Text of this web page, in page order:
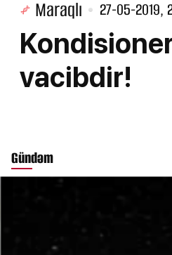
Maraqlı 27-05-2019,
vacibdir!
Gündəm